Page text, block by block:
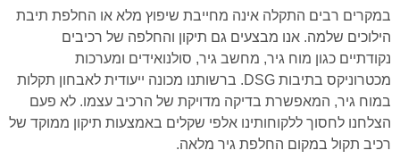
במקרים רבים התקלה אינה מחייבת שיפוץ מלא או החלפת תיבת
הילוכים שלמה. אנו מבצעים גם תיקון והחלפה של רכיבים
נקודתיים כגון מוח גיר, מחשב גיר, סולנואידים ומערכות
מכטרוניקס בתיבות DSG. ברשותנו מכונה ייעודית לאבחון תקלות
במוח גיר, המאפשרת בדיקה מדויקת של הרכיב עצמו. לא פעם
הצלחנו לחסוך ללקוחותינו אלפי שקלים באמצעות תיקון ממוקד של
רכיב תקול במקום החלפת גיר מלאה.